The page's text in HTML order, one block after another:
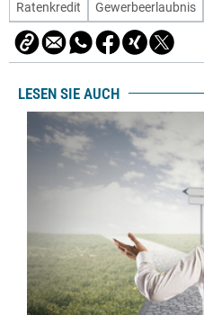
Ratenkredit
Gewerbeerlaubnis
LESEN SIE AUCH